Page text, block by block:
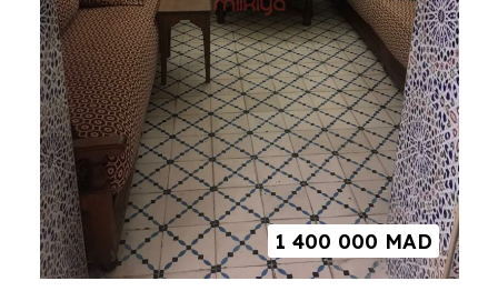
1 400 000 MAD